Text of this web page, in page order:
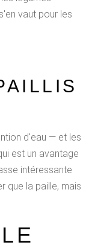
vaut pour les
d'eau — et les
est un avantage
intéressante
que la paille, mais